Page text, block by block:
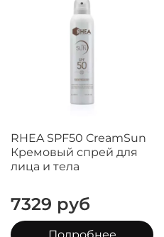
RHEA SPF50 CreamSun
Кремовый спрей для
лица и тела
7329 руб